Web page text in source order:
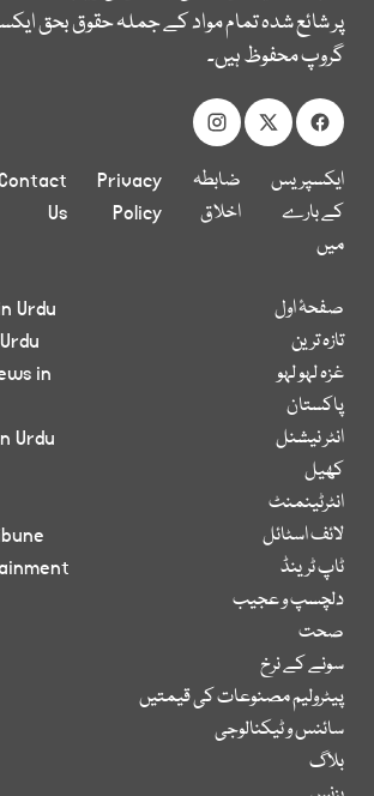
پر شائع شدہ تمام مواد کے جملہ حقوق بحق
گروپ محفوظ ہیں۔
ایکسپریس
کے بارے
میں
ضابطہ
اخلاق
Privacy
Policy
Contact
Us
صفحۂ اول
تازہ ترین
غزہ لہو لہو
پاکستان
انٹر نیشنل
کھیل
انٹرٹینمنٹ
لائف اسٹائل
ٹاپ ٹرینڈ
دلچسپ و عجیب
صحت
سونے کے نرخ
پیٹرولیم مصنوعات کی قیمتیں
سائنس و ٹیکنالوجی
بلاگ
Urdu
in
Urdu